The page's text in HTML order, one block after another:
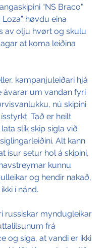
“NS Braco"
Loza” høvdu eina
av olju hvørt og skulu
at koma leiðina
kampanjuleiðari hjá
ávarar um vandan fyri
nú skipini
Tað er heilt
slík skip sigla við
Alt kann
ísur setur hol á skipini,
kunnu
og hendir nakað,
í nánd.
russiskar myndugleikar
frá
og siga, at vandi er ikki